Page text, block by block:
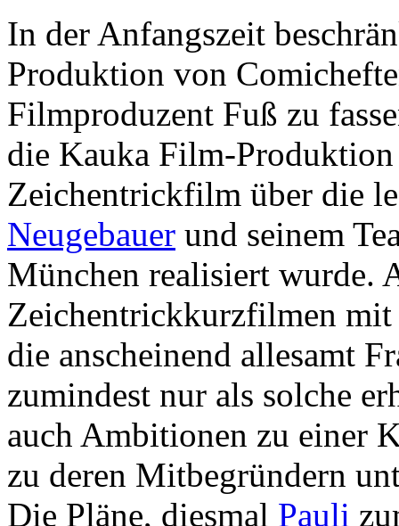
In der Anfangszeit
Produktion von
Filmproduzent Fuß zu
die Kauka Film-Produktion
Zeichentrickfilm über die
Neugebauer und seinem
München realisiert wurde.
Zeichentrickkurzfilmen
die anscheinend allesamt
zumindest nur als solche
auch Ambitionen zu einer
zu deren Mitbegründern
Die Pläne, diesmal Pauli